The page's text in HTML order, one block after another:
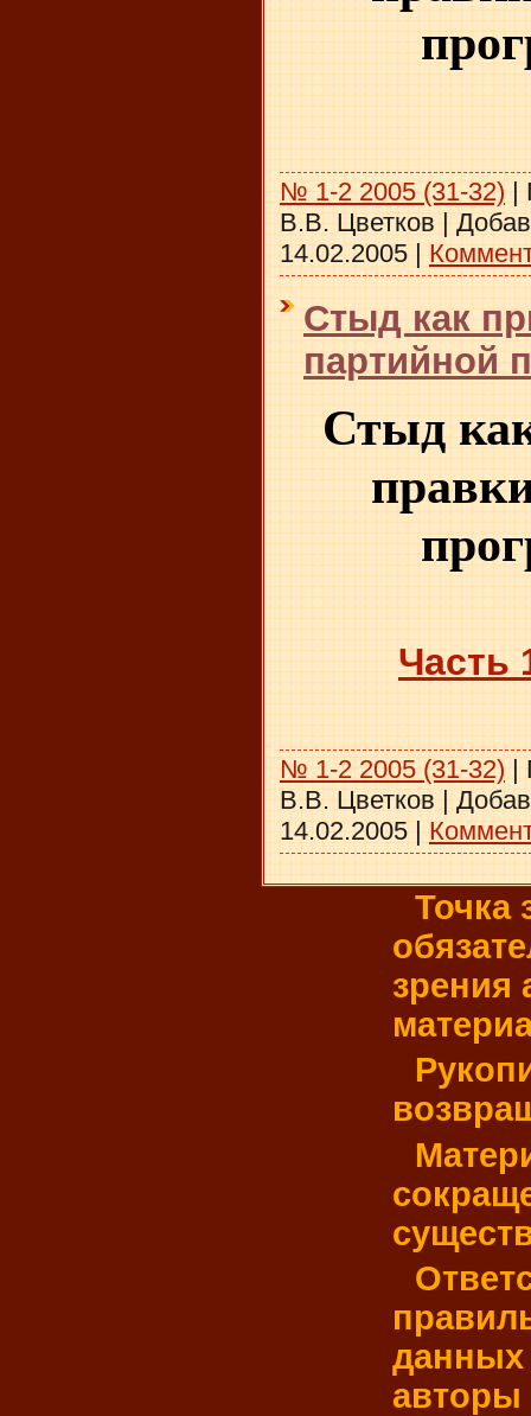
№ 1-2 2005 (31-32) |
В.В. Цветков |
14.02.2005 |
Стыд как
партийной
Стыд
Часть
№ 1-2 2005 (31-32)
В.В. Цветков
14.02.2005
Точка
зрения
данных
авторы